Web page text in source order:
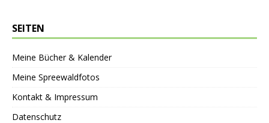
SEITEN
Meine Bücher & Kalender
Meine Spreewaldfotos
Kontakt & Impressum
Datenschutz